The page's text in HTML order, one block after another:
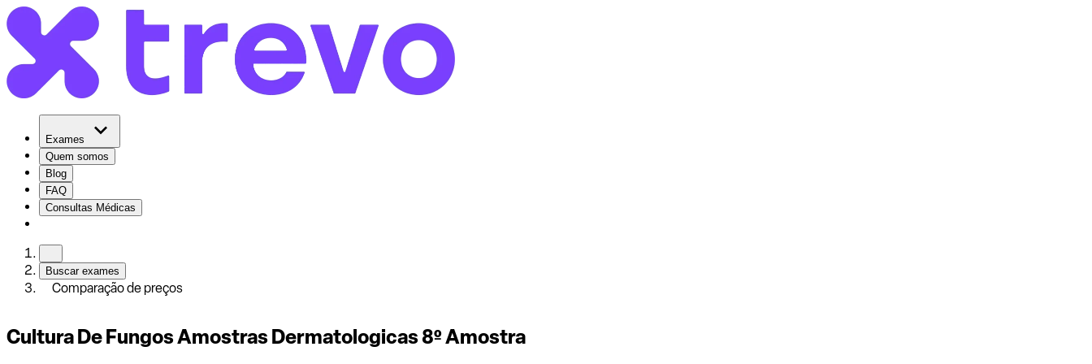
Exames
Quem somos
Blog
FAQ
Consultas Médicas
Buscar exames
Comparação de preços
Cultura De Fungos Amostras Dermatologicas 8º Amostra